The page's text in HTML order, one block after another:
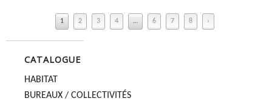
1 2 3 4 … 6 7 8 ›
CATALOGUE
HABITAT
BUREAUX / COLLECTIVITÉS